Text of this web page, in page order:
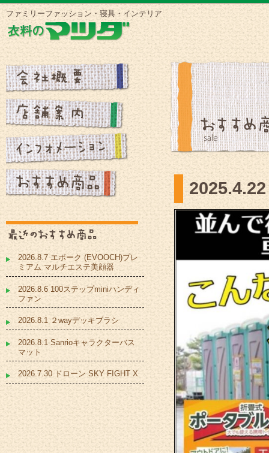
ファミリーファッション・寝具・インテリア
2026.8.7 エボーク (EVOOCH)プレ
ミアム マルチエステ美顔器
2026.8.6 100ステップminiハンディ
ファン
2026.8.1 ２wayデッキブラシ
2026.8.1 Sanrioキャラクターバス
マット
2026.7.30 ドローン SKY FIGHT X